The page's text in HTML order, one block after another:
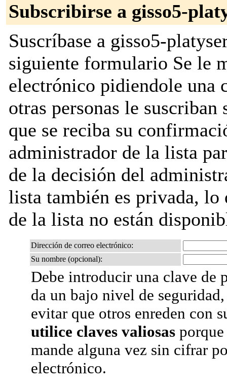
Subscribirse a gisso5-
Suscríbase a gisso5-
siguiente formulario Se le
electrónico pidiendole una
otras personas le
que se reciba su
administrador de la lista
de la decisión del
lista también es privada,
de la lista no están
Dirección de correo electrónico:
Su nombre (opcional):
Debe introducir una clave de
da un bajo nivel de
evitar que otros enreden con
utilice claves valiosas
mande alguna vez sin cifrar
electrónico.